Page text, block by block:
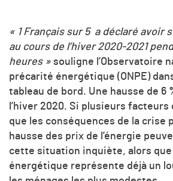
« 1 Français sur 5 a déclaré avoir
au cours de l’hiver 2020-2021
heures » souligne l’Observatoire
précarité énergétique (ONPE)
tableau de bord. Une hausse de 6
l’hiver 2020. Si plusieurs
que les conséquences de la crise
hausse des prix de l’énergie
cette situation inquiète, alors
énergétique représente déjà un